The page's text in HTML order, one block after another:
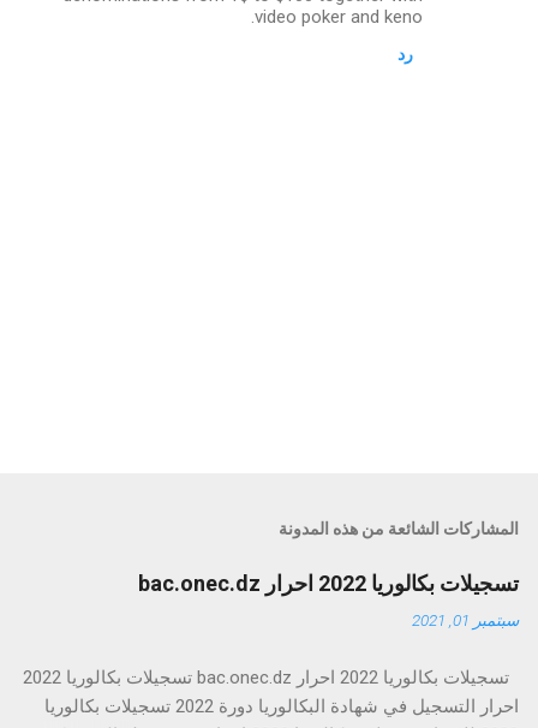
video poker and keno.
رد
ا
ع
ل
المشاركات الشائعة من هذه المدونة
تسجيلات بكالوريا 2022 احرار bac.onec.dz
سبتمبر 01, 2021
تسجيلات بكالوريا 2022 احرار bac.onec.dz تسجيلات بكالوريا 2022
احرار التسجيل في شهادة البكالوريا دورة 2022 تسجيلات بكالوريا